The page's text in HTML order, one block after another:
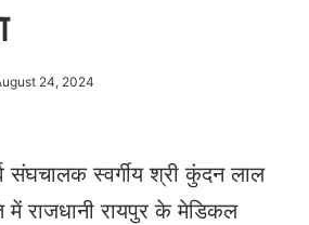
24, 2024
संघचालक स्वर्गीय श्री कुंदन लाल
में राजधानी रायपुर के मेडिकल